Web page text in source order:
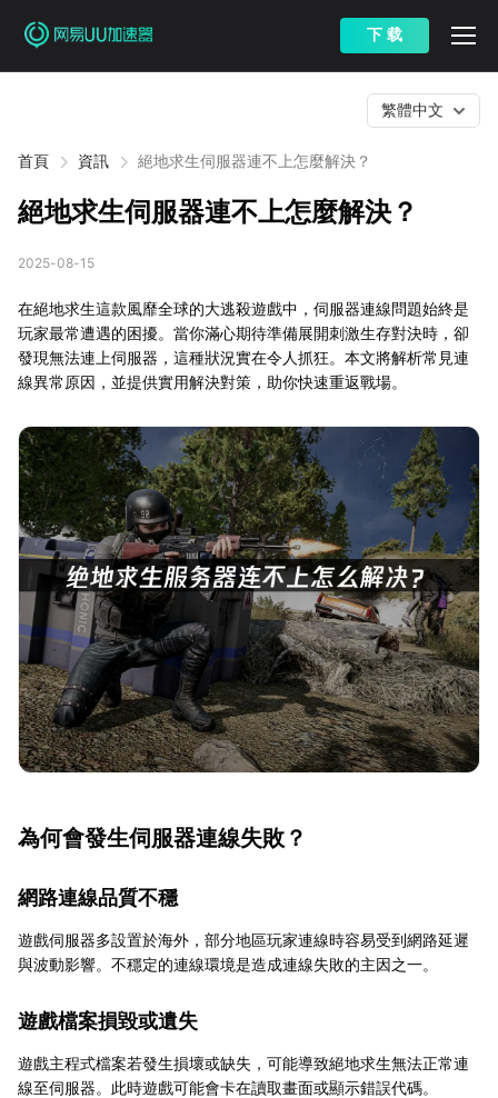
下 载
首頁 資訊 絕地求生伺服器連不上怎麼解決？
繁體中文
絕地求生伺服器連不上怎麼解決？
2025-08-15
在絕地求生這款風靡全球的大逃殺遊戲中，伺服器連線問題始終是
玩家最常遭遇的困擾。當你滿心期待準備展開刺激生存對決時，卻
發現無法連上伺服器，這種狀況實在令人抓狂。本文將解析常見連
線異常原因，並提供實用解決對策，助你快速重返戰場。
為何會發生伺服器連線失敗？
網路連線品質不穩
遊戲伺服器多設置於海外，部分地區玩家連線時容易受到網路延遲
與波動影響。不穩定的連線環境是造成連線失敗的主因之一。
遊戲檔案損毀或遺失
遊戲主程式檔案若發生損壞或缺失，可能導致絕地求生無法正常連
線至伺服器。此時遊戲可能會卡在讀取畫面或顯示錯誤代碼。